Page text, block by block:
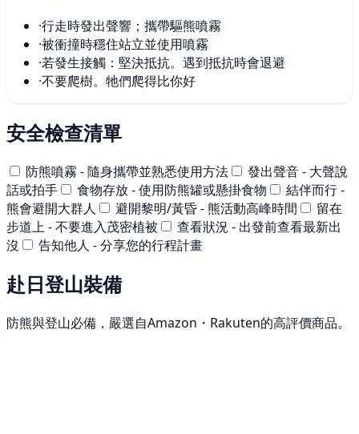
·行走時發出聲響；攜帶驅熊噴霧
·被衝撞時穩住站立並使用噴霧
·若發生接觸：堅決抵抗。遇到抵抗時會退避
·不要爬樹。牠們爬得比你好
安全檢查清單
防熊噴霧 - 隨身攜帶並熟悉使用方法
發出聲音 - 大聲說
話或拍手
食物存放 - 使用防熊罐或懸掛食物
結伴而行 -
熊會避開大群人
避開黎明/黃昏 - 熊活動高峰時間
留在
步道上 - 不要進入茂密植被
查看狀況 - 出發前查看最新出
沒
告知他人 - 分享您的行程計畫
赴日登山裝備
防熊與登山必備，嚴選自Amazon・Rakuten的高評價商品。